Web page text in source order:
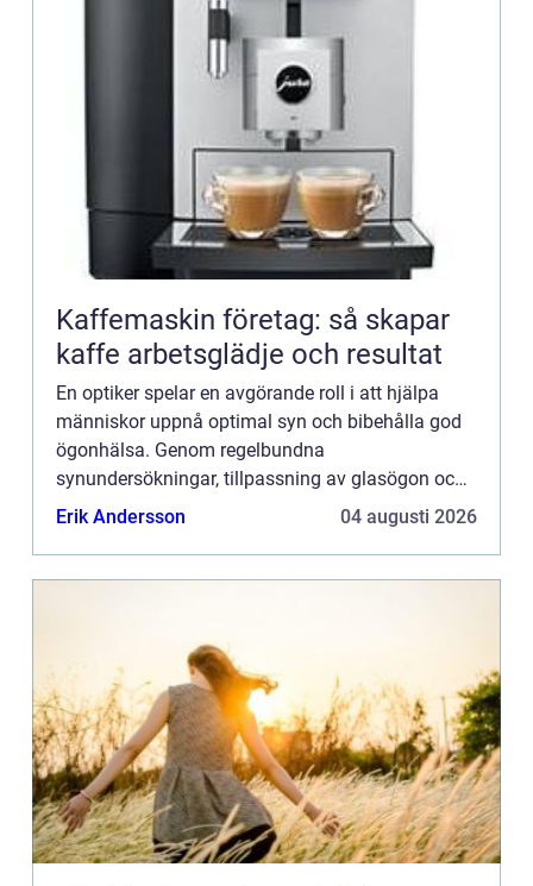
Kaffemaskin företag: så skapar
kaffe arbetsglädje och resultat
En optiker spelar en avgörande roll i att hjälpa
människor uppnå optimal syn och bibehålla god
ögonhälsa. Genom regelbundna
synundersökningar, tillpassning av glasögon och
kontaktlinser samt rådgiv...
Erik Andersson 04 augusti 2026